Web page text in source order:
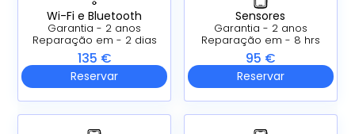
Wi-Fi e Bluetooth
Garantia - 2 anos
Reparação em - 2 dias
135 €
Reservar
Sensores
Garantia - 2 anos
Reparação em - 8 hrs
95 €
Reservar